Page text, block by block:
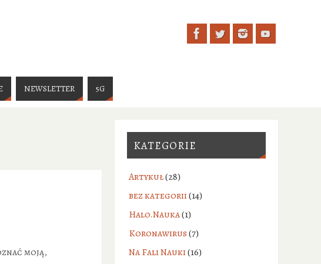
NEWSLETTER 5G
moją,
KATEGORIE
Artykuł(28)
bez kategorii(14)
Halo.Nauka(1)
Koronawirus(7)
Na Fali Nauki(16)